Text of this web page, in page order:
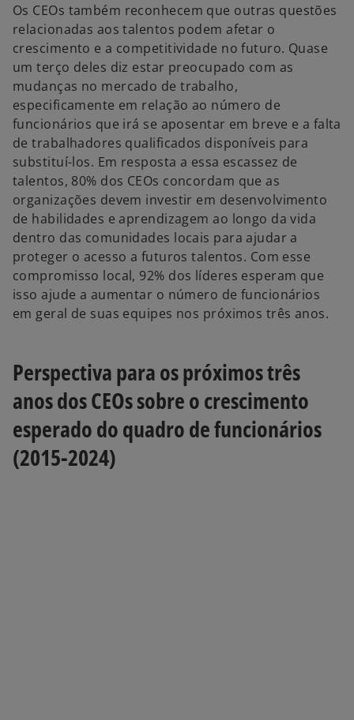
Os CEOs também reconhecem que outras questões
relacionadas aos talentos podem afetar o
crescimento e a competitividade no futuro. Quase
um terço deles diz estar preocupado com as
mudanças no mercado de trabalho,
especificamente em relação ao número de
funcionários que irá se aposentar em breve e a falta
de trabalhadores qualificados disponíveis para
substituí-los. Em resposta a essa escassez de
talentos, 80% dos CEOs concordam que as
organizações devem investir em desenvolvimento
de habilidades e aprendizagem ao longo da vida
dentro das comunidades locais para ajudar a
proteger o acesso a futuros talentos. Com esse
compromisso local, 92% dos líderes esperam que
isso ajude a aumentar o número de funcionários
em geral de suas equipes nos próximos três anos.
Perspectiva para os próximos três
anos dos CEOs sobre o crescimento
esperado do quadro de funcionários
(2015-2024)